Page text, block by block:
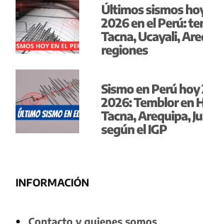
Últimos sismos
2026 en el Perú:
Tacna, Ucayali,
regiones
Sismo en Perú
2026: Temblor en
Tacna, Arequipa,
según el IGP
INFORMACIÓN
Contacto y quienes somos